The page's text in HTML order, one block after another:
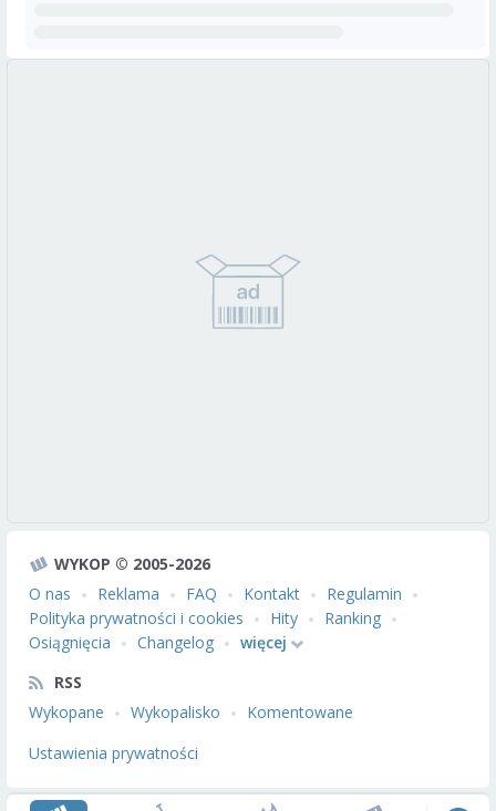
WYKOP © 2005-2026
O nas
Reklama FAQ Kontakt
Regulamin
Polityka prywatności i cookies
Hity
Ranking
Osiągnięcia
Changelog
więcej
RSS
Wykopane
Wykopalisko
Komentowane
Ustawienia prywatności